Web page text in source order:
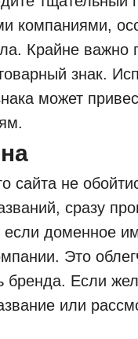
компаниями,
Крайне
знак.
может
сайта не
сразу
доменное
Это
бренда. Если
или